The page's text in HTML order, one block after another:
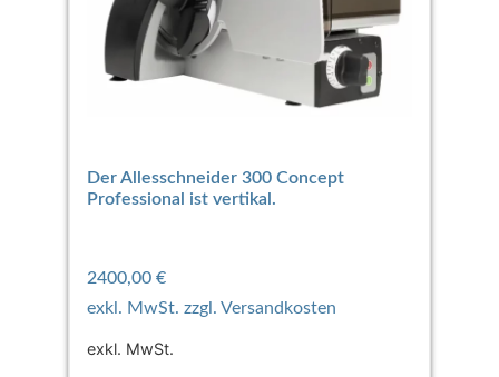
Der Allesschneider 300 Concept
Professional ist vertikal.
2400,00 €
exkl. MwSt.